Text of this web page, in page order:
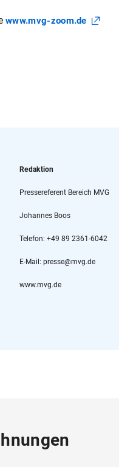
www.mvg-zoom.de
Redaktion
Pressereferent Bereich MVG
Johannes Boos
Telefon: +49 89 2361-6042
E-Mail: presse@mvg.de
www.mvg.de